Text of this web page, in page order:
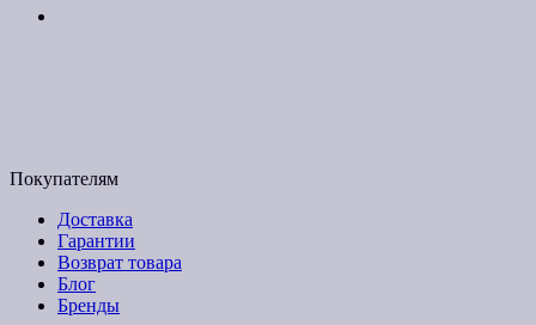
Покупателям
Доставка
Гарантии
Возврат товара
Блог
Бренды